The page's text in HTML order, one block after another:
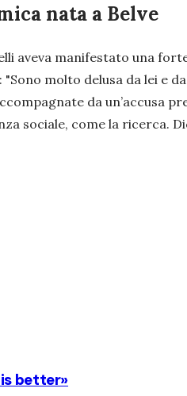
nata a Belve
aveva manifestato una
"Sono molto delusa da lei e
da un’accusa
sociale, come la ricerca.
better»